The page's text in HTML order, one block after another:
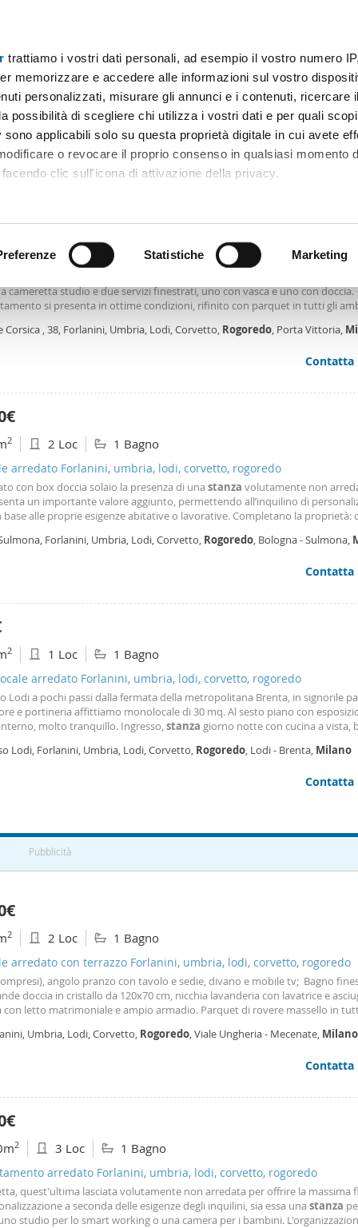
trattiamo i vostri dati personali, ad esempio il vostro numero
memorizzare e accedere alle informazioni sul vostro
personalizzati, misurare gli annunci e i contenuti, ricercare
possibilità di scegliere chi utilizza i vostri dati e per quali
applicabili solo su questa proprietà digitale in cui avete
o revocare il proprio consenso in qualsiasi momento
clic sull'icona di attivazione della privacy.
scansionandolo attivamente alla ricerca di caratteristiche
elaborati i tuoi dati personali e imposta le tue preferenze nella
il tuo consenso in qualsiasi momento dalla Dichiarazione
contenuti ed annunci, per fornire funzionalità dei
Condividiamo inoltre informazioni sul modo in cui utilizza il
di analisi dei dati web, pubblicità e social media, i quali
che ha fornito loro o che hanno raccolto dal suo utilizzo
Statistiche Marketing
Prezzo Superficie Locali Più filtri - 1
rogoredo milano Milano
Ordine Mioaffitto
arredato con terrazzo Forlanini, umbria, lodi, corvetto,
cameretta studio e due servizi finestrati, uno con vasca e uno con doccia.
si presenta in ottime condizioni, rifinito con parquet in tutti gli
e risulta molto luminoso grazie alla
Corsica , 38, Forlanini, Umbria, Lodi, Corvetto, Rogoredo, Porta Vittoria,
Contatta
2 2 Loc 1 Bagno
arredato Forlanini, umbria, lodi, corvetto, rogoredo
con box doccia solaio la presenza di una stanza volutamente non
un importante valore aggiunto, permettendo all’inquilino di
base alle proprie esigenze abitative o lavorative. Completano la proprietà:
naturale grazie alla favorevole
Forlanini, Umbria, Lodi, Corvetto, Rogoredo, Bologna - Sulmona,
Contatta
2 1 Loc 1 Bagno
arredato Forlanini, umbria, lodi, corvetto, rogoredo
Lodi a pochi passi dalla fermata della metropolitana Brenta, in signorile
e portineria affittiamo monolocale di 30 mq. Al sesto piano con
molto tranquillo. Ingresso, stanza giorno notte con cucina a vista,
solo areferenziati, no famiglie. Completamente arredato
Lodi, Forlanini, Umbria, Lodi, Corvetto, Rogoredo, Lodi - Brenta, Milano
Contatta
Pubblicità
2 2 Loc 1 Bagno
arredato con terrazzo Forlanini, umbria, lodi, corvetto, rogoredo
angolo pranzo con tavolo e sedie, divano e mobile tv; Bagno
doccia in cristallo da 120x70 cm, nicchia lavanderia con lavatrice e
con letto matrimoniale e ampio armadio. Parquet di rovere massello in
(daikin, classe a++), infissi
Umbria, Lodi, Corvetto, Rogoredo, Viale Ungheria - Mecenate, Milano
Contatta
2 3 Loc 1 Bagno
arredato Forlanini, umbria, lodi, corvetto, rogoredo
quest'ultima lasciata volutamente non arredata per offrire la massima
a seconda delle esigenze degli inquilini, sia essa una stanza
studio per lo smart working o una camera per i bambini.